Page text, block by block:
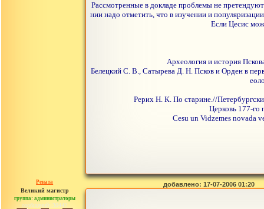
Рассмотренные в докладе проблемы не
нии надо отметить, что в изучении и
Если Цесис
Археология и история
Белецкий С. В., Сатырева Д. Н. Псков и Орден в
Рерих Н. К. По старине.//
Церковь 177-го
Cesu un Vidzemes novada
Рената
Великий магистр
группа: администраторы
сообщений: 30442
добавлено: 17-07-2006 01:20